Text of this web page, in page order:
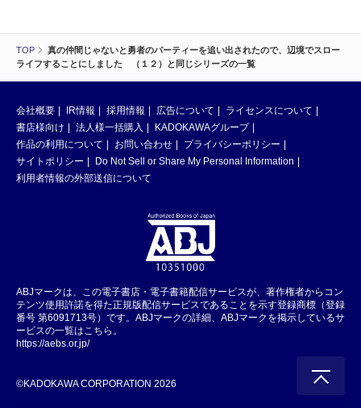
TOP
真の仲間じゃないと勇者のパーティーを追い出されたので、辺境でスロー
ライフすることにしました （１２）と同じシリーズの一覧
会社概要 IR情報 採用情報 広告について
ライセンスについて
書店様向け
法人様一括購入
KADOKAWAグループ
作品の利用について
お問い合わせ
プライバシーポリシー
サイトポリシー
Do Not Sell or Share My Personal Information
利用者情報の外部送信について
ABJマークは、この電子書店・電子書籍配信サービスが、著作権者からコン
テンツ使用許諾を得た正規版配信サービスであることを示す登録商標（登録
番号 第6091713号）です。ABJマークの詳細、ABJマークを掲示しているサ
ービスの一覧はこちら。
https://aebs.or.jp/
©KADOKAWA CORPORATION 2026